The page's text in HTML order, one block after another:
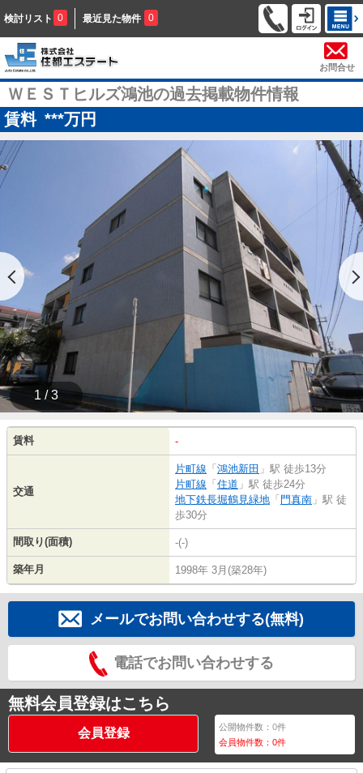
検討リスト 0 最近見た物件 0
お問合せ
ＷＥＳＴヒルズ鴻池の過去掲載物件情報
賃料 ***万円
1 / 3
賃料 -
交通
片町線 「 鴻池新田 」駅 徒歩13分
片町線 「 住道 」駅 徒歩24分
地下鉄長堀鶴見緑地 「 門真南 」駅 徒
歩30分
間取り(面積) -(-)
築年月 1998年 3月(築28年)
メールでお問い合わせする(無料)
電話でお問い合わせする
無料会員登録はこちら
会員登録 公開物件数：0件
会員物件数：0件